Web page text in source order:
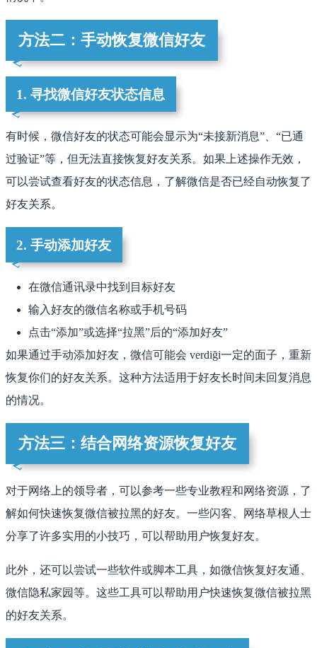
方法二：手动恢复微信好友
1. 寻找微信好友状态信息
有时候，微信好友的状态可能会显示为“未接新消息”、“已通
过验证”等，但无法直接恢复好友关系。如果上述操作无效，
可以尝试查看好友的状态信息，了解微信是否已经自动恢复了
好友关系。
2. 手动添加好友
在微信通讯录中找到目标好友
输入好友的微信名称或手机号码
点击“添加”或选择“拉黑”后的“添加好友”
如果通过手动添加好友，微信可能会 verdiği一定的面子，重新
恢复你们的好友关系。这种方法适用于好友长时间未回复消息
的情况。
方法三：结合网络资源恢复好友
对于网络上的领导者，可以参考一些专业教程和网络资源，了
解如何快速恢复微信被拉黑的好友。一些闪客、网络草根人士
分享了许多实用的小技巧，可以帮助用户恢复好友。
此外，还可以尝试一些软件或脚本工具，如微信恢复好友通、
微信隐私家园等。这些工具可以帮助用户快速恢复微信被拉黑
的好友关系。